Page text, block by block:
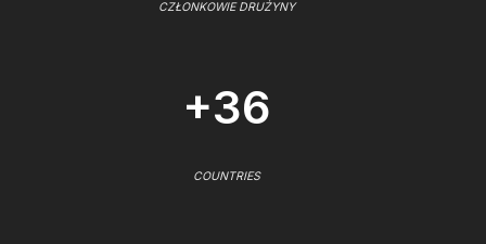
CZŁONKOWIE DRUŻYNY
+36
COUNTRIES